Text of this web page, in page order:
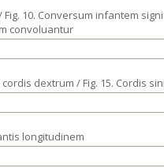
10. Conversum infantem
convoluantur
dextrum / Fig. 15. Cordis
longitudinem